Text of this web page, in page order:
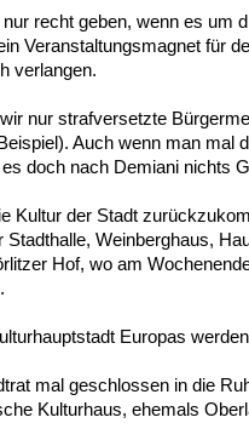
recht geben, wenn es um
Veranstaltungsmagnet für
verlangen.
nur strafversetzte
Auch wenn man mal
doch nach Demiani nichts
Kultur der Stadt
Stadthalle, Weinberghaus,
Hof, wo am
Europas
mal geschlossen in die
Kulturhaus, ehemals